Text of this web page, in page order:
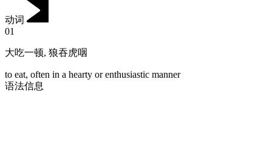
动词
01
大吃一顿, 狼吞虎咽
to eat, often in a hearty or enthusiastic manner
语法信息